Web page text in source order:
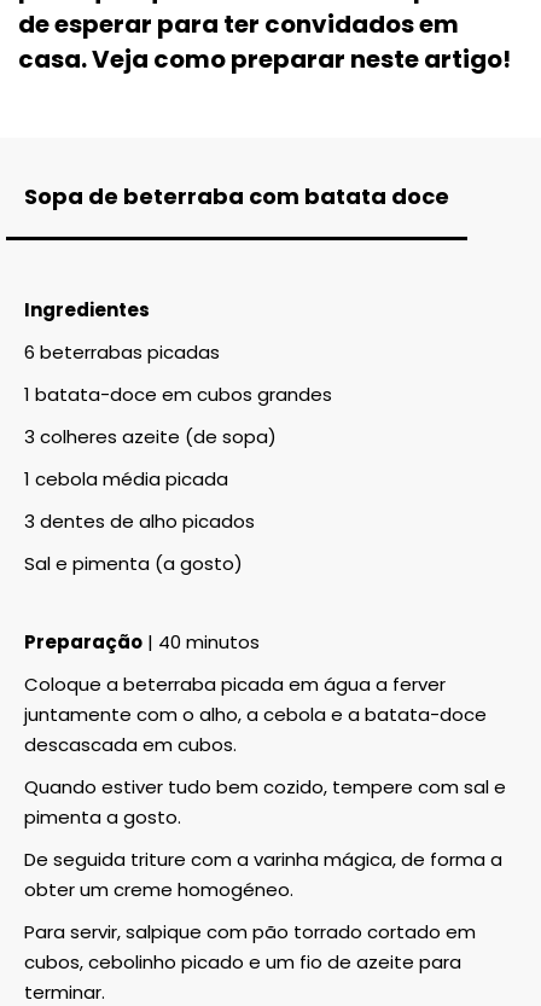
de esperar para ter convidados em
casa. Veja como preparar neste artigo!
Sopa de beterraba com batata doce
Ingredientes
6 beterrabas picadas
1 batata-doce em cubos grandes
3 colheres azeite (de sopa)
1 cebola média picada
3 dentes de alho picados
Sal e pimenta (a gosto)
Preparação | 40 minutos
Coloque a beterraba picada em água a ferver
juntamente com o alho, a cebola e a batata-doce
descascada em cubos.
Quando estiver tudo bem cozido, tempere com sal e
pimenta a gosto.
De seguida triture com a varinha mágica, de forma a
obter um creme homogéneo.
Para servir, salpique com pão torrado cortado em
cubos, cebolinho picado e um fio de azeite para
terminar.